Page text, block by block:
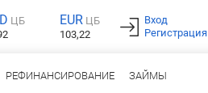
ЦБ
EUR ЦБ
103,22
Вход
Регистрация
РЕФИНАНСИРОВАНИЕ ЗАЙМЫ